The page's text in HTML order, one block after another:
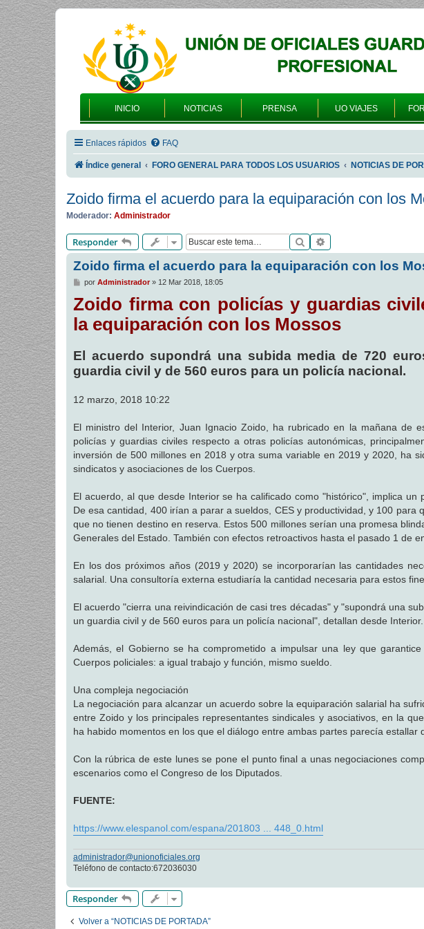
INICIO NOTICIAS PRENSA UO VIAJES
Enlaces rápidos FAQ
Índice general FORO GENERAL PARA TODOS LOS USUARIOS NOTICIAS DE
Zoido firma el acuerdo para la equiparación con los
Moderador: Administrador
Responder Buscar
Zoido firma el acuerdo para la equiparación con los
M
n
s
j
por Administrador» 12 Mar 2018, 18:05
Zoido firma con policías y guardias
la equiparación con los Mossos
El acuerdo supondrá una subida media de 720
guardia civil y de 560 euros para un policía nacional.
12 marzo, 2018 10:22
El ministro del Interior, Juan Ignacio Zoido, ha rubricado en la mañana de
policías y guardias civiles respecto a otras policías autonómicas,
inversión de 500 millones en 2018 y otra suma variable en 2019 y 2020, ha
sindicatos y asociaciones de los Cuerpos.
El acuerdo, al que desde Interior se ha calificado como "histórico", implica
De esa cantidad, 400 irían a parar a sueldos, CES y productividad, y 100
que no tienen destino en reserva. Estos 500 millones serían una promesa
Generales del Estado. También con efectos retroactivos hasta el pasado 1 de
En los dos próximos años (2019 y 2020) se incorporarían las cantidades
salarial. Una consultoría externa estudiaría la cantidad necesaria para estos
El acuerdo "cierra una reivindicación de casi tres décadas" y "supondrá una
un guardia civil y de 560 euros para un policía nacional", detallan desde Interior.
Además, el Gobierno se ha comprometido a impulsar una ley que
Cuerpos policiales: a igual trabajo y función, mismo sueldo.
Una compleja negociación
La negociación para alcanzar un acuerdo sobre la equiparación salarial ha
entre Zoido y los principales representantes sindicales y asociativos, en la
ha habido momentos en los que el diálogo entre ambas partes parecía estallar
Con la rúbrica de este lunes se pone el punto final a unas negociaciones
escenarios como el Congreso de los Diputados.
FUENTE:
https://www.elespanol.com/espana/201803 ... 448_0.html
administrador@unionoficiales.org
Teléfono de contacto:672036030
Responder
Volver a “NOTICIAS DE PORTADA”